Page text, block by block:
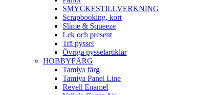
SMYCKESTILLVERKNING
Scrapbooking, kort
Slime & Squeeze
Lek och present
Trä pyssel
Övriga pysselartiklar
HOBBYFÄRG
Tamiya färg
Tamiya Panel Line
Revell Enamel